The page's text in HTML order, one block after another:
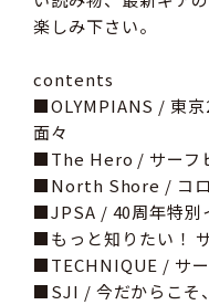
楽しみ下さい。
contents
■OLYMPIANS / 東京
面々
■The Hero / サーフ
■North Shore / コロ
■JPSA / 40周年特別
■もっと知りたい！
■TECHNIQUE / サ
■SJI / 今だからこそ